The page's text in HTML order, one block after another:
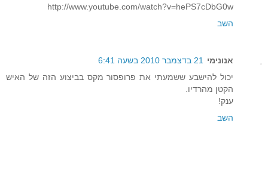
http://www.youtube.com/watch?v=hePS7cDbG0w
השב
אנונימי
21 בדצמבר 2010 בשעה 6:41
יכול להישבע ששמעתי את פרופסור מקס בביצוע הזה של האיש
הקטן מהרדיו.
ענק!
השב